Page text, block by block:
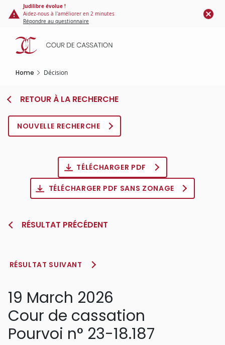
Cookies management panel
content
Judilibre évolue !
Aidez-nous à l'améliorer en 2 minutes
Répondre au questionnaire
Home Décision
RETOUR À LA RECHERCHE
NOUVELLE RECHERCHE
TÉLÉCHARGER PDF
TÉLÉCHARGER PDF SANS ZONAGE
RÉSULTAT PRÉCÉDENT
RÉSULTAT SUIVANT
19 March 2026
Cour de cassation
Pourvoi n° 23-18.187